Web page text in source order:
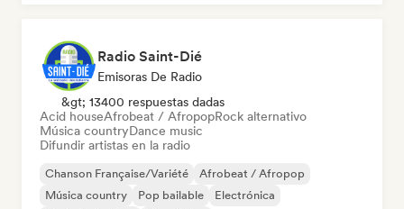
Radio Saint-Dié
Emisoras De Radio
&gt; 13400 respuestas dadas
Acid houseAfrobeat / AfropopRock alternativo
Música countryDance music
Difundir artistas en la radio
Chanson Française/Variété
Afrobeat / Afropop
Música country
Pop bailable
Electrónica